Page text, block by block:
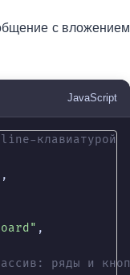
с вложением
JavaScript
клавиатурой
,
,
ряды и